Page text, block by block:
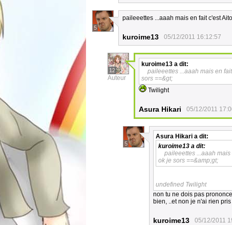
5
paileeettes ...aaah mais en fait c'est
kuroime13 05/12/2011 16:12:57
12
Auteur
kuroime13 a dit:
paileeettes ...aaah mais en
sors ==&gt;
Twilight
Asura Hikari 05/12/2011
5
Asura Hikari a dit:
kuroime13 a dit:
paileeettes ...aaah
ok je sors ==&amp;gt;
undefined Twilight
non tu ne dois pas
bien, ..et non je n'ai rien
kuroime13 05/12/2011